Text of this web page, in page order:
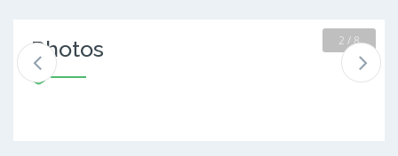
Photos 2 / 8